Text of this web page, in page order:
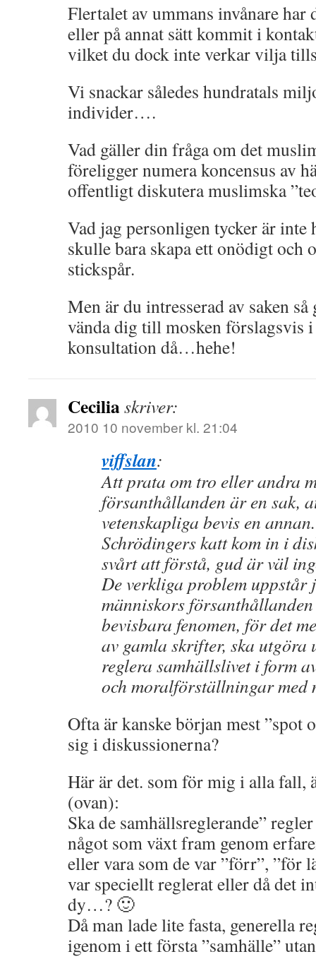
Flertalet av ummans invånare
eller på annat sätt kommit i
vilket du dock inte verkar vilja
Vi snackar således hundratals
individer….
Vad gäller din fråga om det
föreligger numera koncensus av
offentligt diskutera muslimska
Vad jag personligen tycker är inte
skulle bara skapa ett onödigt och
stickspår.
Men är du intresserad av saken
vända dig till mosken förslagsvis
konsultation då…hehe!
Ceciliaskriver:
2010 10 november kl. 21:04
viffslan:
Att prata om tro eller andra
försanthållanden är en sak,
vetenskapliga bevis en
Schrödingers katt kom in i
svårt att förstå, gud är väl
De verkliga problem uppstår
människors försanthållanden
bevisbara fenomen, för det
av gamla skrifter, ska utgöra
reglera samhällslivet i form
och moralförställningar
Ofta är kanske början mest ”spot
sig i diskussionerna?
Här är det. som för mig i alla fall,
(ovan):
Ska de samhällsreglerande”
något som växt fram genom
eller vara som de var ”förr”, ”för
var speciellt reglerat eller då det
dy…? 🙂
Då man lade lite fasta, generella
igenom i ett första ”samhälle”